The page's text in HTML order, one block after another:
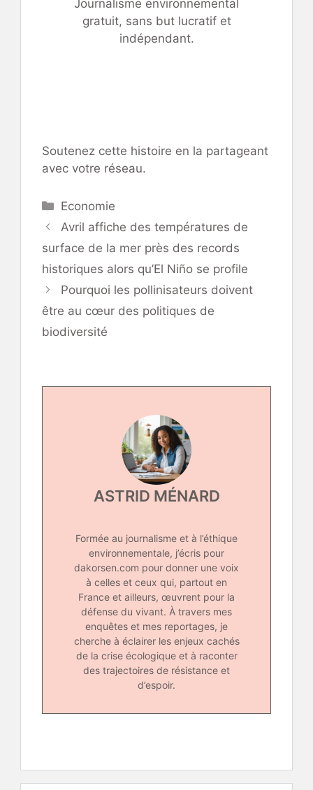
Journalisme environnemental
gratuit, sans but lucratif et
indépendant.
Soutenez cette histoire en la partageant
avec votre réseau.
Catégories
Economie
Avril affiche des températures de
surface de la mer près des records
historiques alors qu’El Niño se profile
Pourquoi les pollinisateurs doivent
être au cœur des politiques de
biodiversité
ASTRID MÉNARD
Formée au journalisme et à l’éthique
environnementale, j’écris pour
dakorsen.com pour donner une voix
à celles et ceux qui, partout en
France et ailleurs, œuvrent pour la
défense du vivant. À travers mes
enquêtes et mes reportages, je
cherche à éclairer les enjeux cachés
de la crise écologique et à raconter
des trajectoires de résistance et
d’espoir.